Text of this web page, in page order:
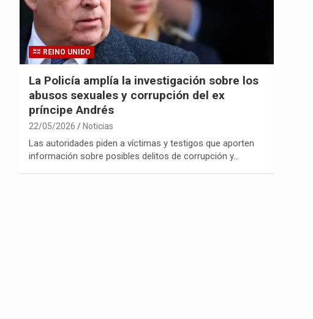
REINO UNIDO
La Policía amplía la investigación sobre los
abusos sexuales y corrupción del ex
príncipe Andrés
22/05/2026 Noticias
Las autoridades piden a víctimas y testigos que aporten
información sobre posibles delitos de corrupción y…